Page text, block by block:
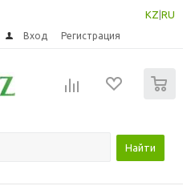
KZ RU
Вход Регистрация
Найти